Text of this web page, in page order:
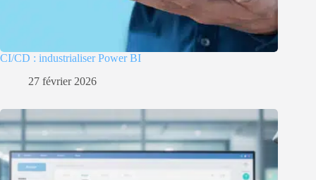
CI/CD : industrialiser Power BI
27 février 2026